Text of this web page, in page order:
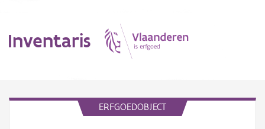
Inventaris
ERFGOEDOBJECT